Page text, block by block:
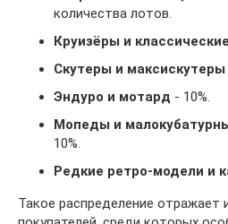
количества лотов.
Круизёры и
Скутеры и максискутеры
Эндуро и мотард - 10%.
Мопеды и
10%.
Редкие ретро-модели и
Такое распределение отражает